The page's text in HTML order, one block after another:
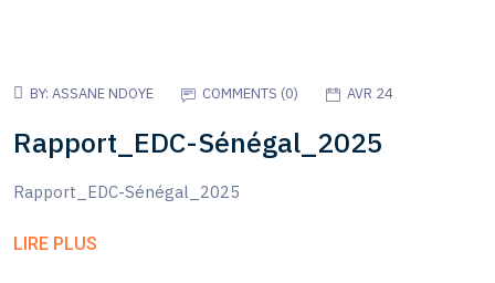
BY: ASSANE NDOYE COMMENTS (0) AVR 24
Rapport_EDC-Sénégal_2025
Rapport_EDC-Sénégal_2025
LIRE PLUS